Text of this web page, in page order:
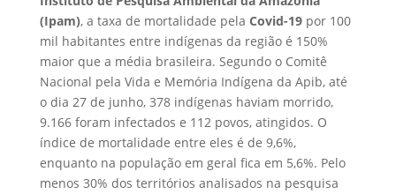
(Ipam), a taxa de mortalidade pela Covid-19por 100
mil habitantes entre indígenas da região é 150%
maior que a média brasileira. Segundo o Comitê
Nacional pela Vida e Memória Indígena da Apib, até
o dia 27 de junho, 378 indígenas haviam morrido,
9.166 foram infectados e 112 povos, atingidos. O
índice de mortalidade entre eles é de 9,6%,
enquanto na população em geral fica em 5,6%. Pelo
menos 30% dos territórios analisados na pesquisa